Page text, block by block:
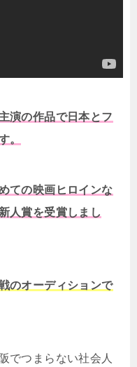
演の作品で日本とフ
。
ての映画ヒロインな
人賞を受賞しまし
のオーディションで
でつまらない社会人